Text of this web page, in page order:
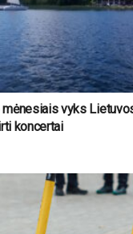
mėnesiais vyks
koncertai